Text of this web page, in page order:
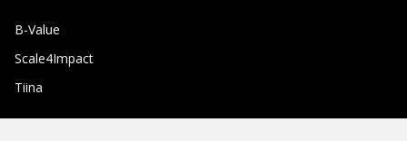
B-Value
Scale4Impact
Tiina